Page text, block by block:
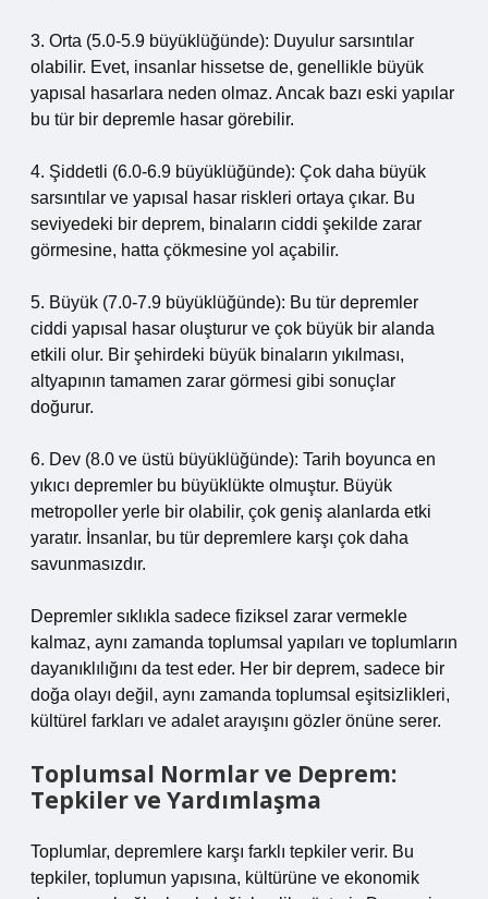
3. Orta (5.0-5.9 büyüklüğünde): Duyulur sarsıntılar
olabilir. Evet, insanlar hissetse de, genellikle büyük
yapısal hasarlara neden olmaz. Ancak bazı eski yapılar
bu tür bir depremle hasar görebilir.
4. Şiddetli (6.0-6.9 büyüklüğünde): Çok daha büyük
sarsıntılar ve yapısal hasar riskleri ortaya çıkar. Bu
seviyedeki bir deprem, binaların ciddi şekilde zarar
görmesine, hatta çökmesine yol açabilir.
5. Büyük (7.0-7.9 büyüklüğünde): Bu tür depremler
ciddi yapısal hasar oluşturur ve çok büyük bir alanda
etkili olur. Bir şehirdeki büyük binaların yıkılması,
altyapının tamamen zarar görmesi gibi sonuçlar
doğurur.
6. Dev (8.0 ve üstü büyüklüğünde): Tarih boyunca en
yıkıcı depremler bu büyüklükte olmuştur. Büyük
metropoller yerle bir olabilir, çok geniş alanlarda etki
yaratır. İnsanlar, bu tür depremlere karşı çok daha
savunmasızdır.
Depremler sıklıkla sadece fiziksel zarar vermekle
kalmaz, aynı zamanda toplumsal yapıları ve toplumların
dayanıklılığını da test eder. Her bir deprem, sadece bir
doğa olayı değil, aynı zamanda toplumsal eşitsizlikleri,
kültürel farkları ve adalet arayışını gözler önüne serer.
Toplumsal Normlar ve Deprem:
Tepkiler ve Yardımlaşma
Toplumlar, depremlere karşı farklı tepkiler verir. Bu
tepkiler, toplumun yapısına, kültürüne ve ekonomik